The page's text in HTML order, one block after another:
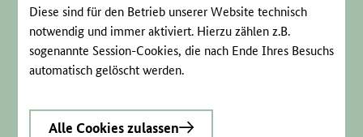
Diese sind für den Betrieb unserer Website technisch
notwendig und immer aktiviert. Hierzu zählen z.B.
sogenannte Session-Cookies, die nach Ende Ihres Besuchs
automatisch gelöscht werden.
Alle Cookies zulassen